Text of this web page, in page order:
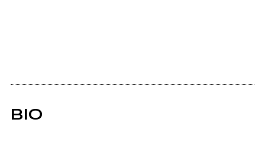
BIO